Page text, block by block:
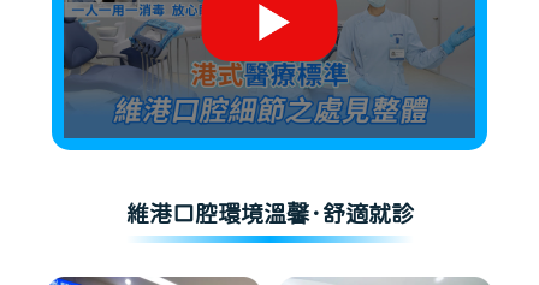
維港口腔環境溫馨·舒適就診